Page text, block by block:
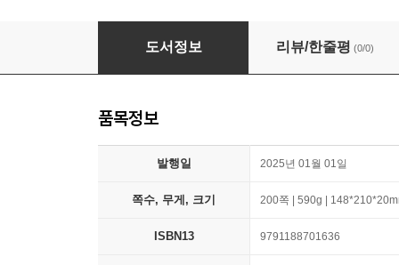
경주 남산 낭산 역사와 답사
도서정보 리뷰/한줄평 (0/0)
품목정보
발행일 2025년 01월 01일
쪽수, 무게, 크기 200쪽 | 590g |
ISBN13 9791188701636